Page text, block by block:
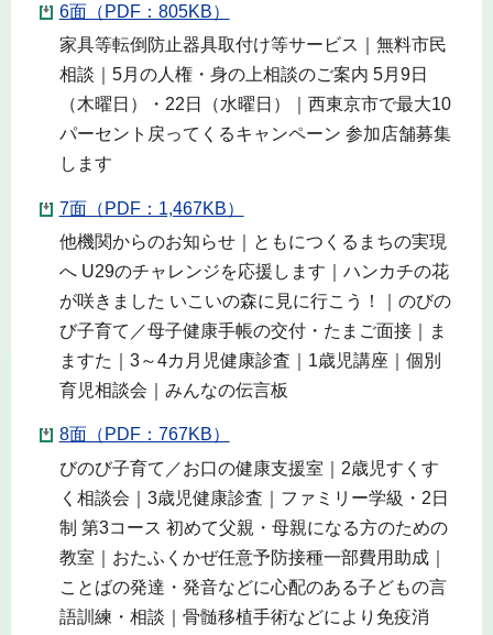
6面（PDF：805KB）
家具等転倒防止器具取付け等サービス｜無料市民
相談｜5月の人権・身の上相談のご案内 5月9日
（木曜日）・22日（水曜日）｜西東京市で最大10
パーセント戻ってくるキャンペーン 参加店舗募集
します
7面（PDF：1,467KB）
他機関からのお知らせ｜ともにつくるまちの実現
へ U29のチャレンジを応援します｜ハンカチの花
が咲きました いこいの森に見に行こう！｜のびの
び子育て／母子健康手帳の交付・たまご面接｜ま
ますた｜3～4カ月児健康診査｜1歳児講座｜個別
育児相談会｜みんなの伝言板
8面（PDF：767KB）
びのび子育て／お口の健康支援室｜2歳児すくす
く相談会｜3歳児健康診査｜ファミリー学級・2日
制 第3コース 初めて父親・母親になる方のための
教室｜おたふくかぜ任意予防接種一部費用助成｜
ことばの発達・発音などに心配のある子どもの言
語訓練・相談｜骨髄移植手術などにより免疫消